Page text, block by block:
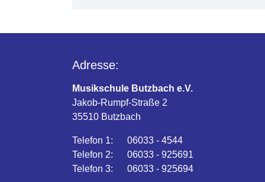
Adresse:
Musikschule Butzbach e.V.
Jakob-Rumpf-Straße 2
35510 Butzbach
Telefon 1: 06033 - 4544
Telefon 2: 06033 - 925691
Telefon 3: 06033 - 925694